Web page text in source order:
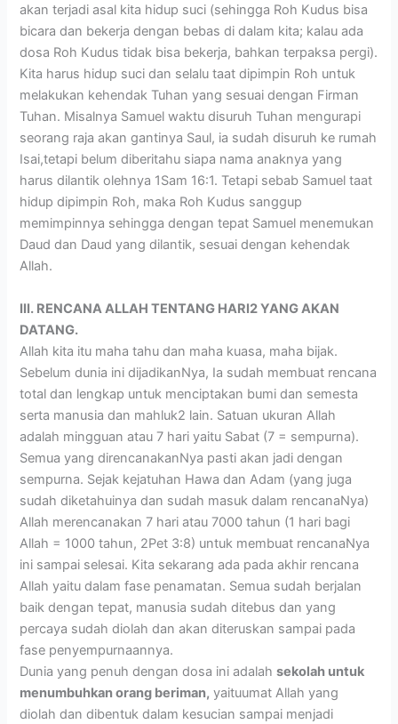
akan terjadi asal kita hidup suci (sehingga Roh Kudus bisa
bicara dan bekerja dengan bebas di dalam kita; kalau ada
dosa Roh Kudus tidak bisa bekerja, bahkan terpaksa pergi).
Kita harus hidup suci dan selalu taat dipimpin Roh untuk
melakukan kehendak Tuhan yang sesuai dengan Firman
Tuhan. Misalnya Samuel waktu disuruh Tuhan mengurapi
seorang raja akan gantinya Saul, ia sudah disuruh ke rumah
Isai,tetapi belum diberitahu siapa nama anaknya yang
harus dilantik olehnya 1Sam 16:1. Tetapi sebab Samuel taat
hidup dipimpin Roh, maka Roh Kudus sanggup
memimpinnya sehingga dengan tepat Samuel menemukan
Daud dan Daud yang dilantik, sesuai dengan kehendak
Allah.
III. RENCANA ALLAH TENTANG HARI2 YANG AKAN
DATANG.
Allah kita itu maha tahu dan maha kuasa, maha bijak.
Sebelum dunia ini dijadikanNya, Ia sudah membuat rencana
total dan lengkap untuk menciptakan bumi dan semesta
serta manusia dan mahluk2 lain. Satuan ukuran Allah
adalah mingguan atau 7 hari yaitu Sabat (7 = sempurna).
Semua yang direncanakanNya pasti akan jadi dengan
sempurna. Sejak kejatuhan Hawa dan Adam (yang juga
sudah diketahuinya dan sudah masuk dalam rencanaNya)
Allah merencanakan 7 hari atau 7000 tahun (1 hari bagi
Allah = 1000 tahun, 2Pet 3:8) untuk membuat rencanaNya
ini sampai selesai. Kita sekarang ada pada akhir rencana
Allah yaitu dalam fase penamatan. Semua sudah berjalan
baik dengan tepat, manusia sudah ditebus dan yang
percaya sudah diolah dan akan diteruskan sampai pada
fase penyempurnaannya.
Dunia yang penuh dengan dosa ini adalahsekolah untuk
menumbuhkan orang beriman, yaituumat Allah yang
diolah dan dibentuk dalam kesucian sampai menjadi